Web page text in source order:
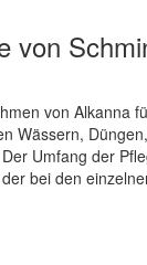
von
von Alkanna
Wässern,
Umfang der
bei den